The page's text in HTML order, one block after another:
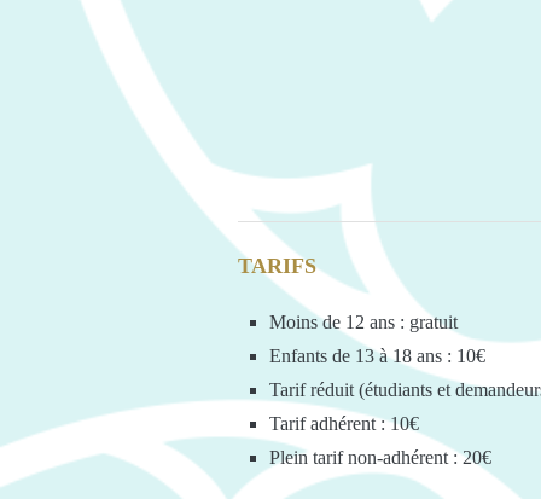
TARIFS
Moins de 12 ans : gratuit
Enfants de 13 à 18 ans : 10€
Tarif réduit (étudiants et
Tarif adhérent : 10€
Plein tarif non-adhérent : 20€